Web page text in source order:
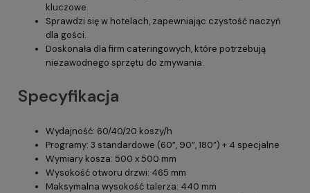
kluczowe.
Sprawdzi się w hotelach, zapewniając czystość naczyń
dla gości.
Doskonała dla firm cateringowych, które potrzebują
niezawodnego sprzętu do zmywania.
Specyfikacja
Wydajność: 60/40/20 koszy/h
Programy: 3 standardowe (60”, 90”, 180”) + 4 specjalne
Wymiary kosza: 500 x 500 mm
Wysokość otworu drzwi: 465 mm
Maksymalna wysokość talerza: 440 mm